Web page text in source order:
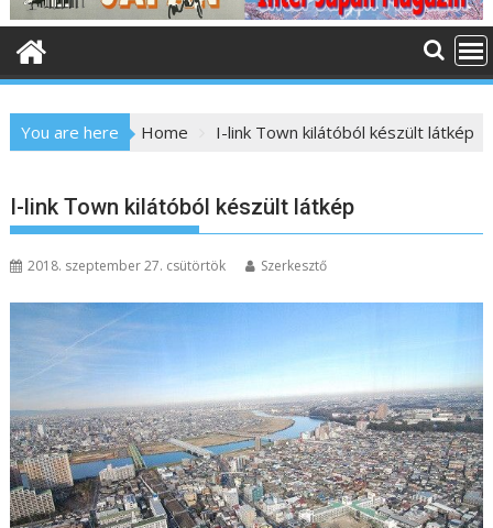
n
e
You are here Home I-link Town kilátóból készült látkép
I-link Town kilátóból készült látkép
2018. szeptember 27. csütörtök Szerkesztő